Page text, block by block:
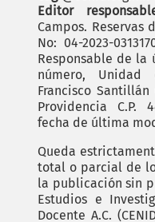
Editor
Campos. Reservas
No: 04-2023-
Responsable de
número,
Francisco Santillán
Providencia C.P.
fecha de última
Queda
total o parcial de
la publicación sin
Estudios e
Docente A.C.